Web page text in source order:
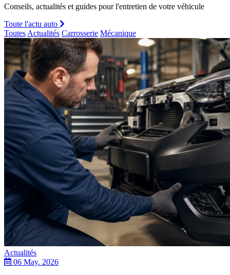
Conseils, actualités et guides pour l'entretien de votre véhicule
Toute l'actu auto
Toutes Actualités Carrosserie Mécanique
Actualités
06 May. 2026